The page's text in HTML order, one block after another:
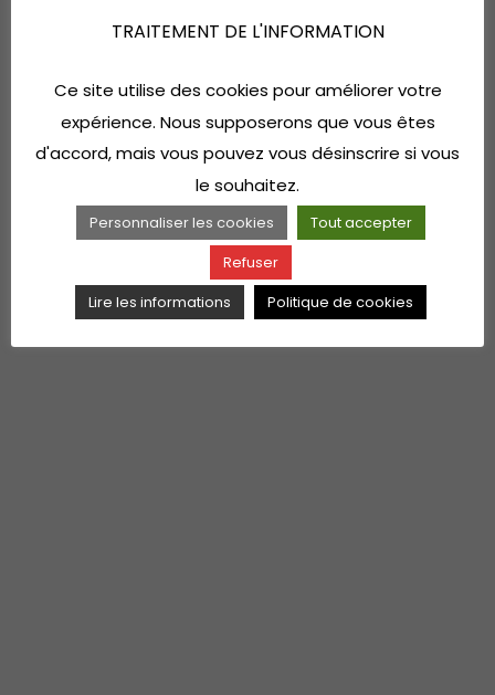
TRAITEMENT DE L'INFORMATION
Ce site utilise des cookies pour améliorer votre
expérience. Nous supposerons que vous êtes
d'accord, mais vous pouvez vous désinscrire si vous
le souhaitez.
Personnaliser les cookies
Tout accepter
Refuser
Lire les informations
Politique de cookies